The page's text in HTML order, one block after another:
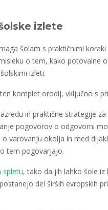
izlete
šolam s praktičnimi
o tem, kako potovalne
izleti.
komplet orodij, vključno s
in praktične strategije
pogovorov o odgovorni
varovanju okolja in med
tem pogovarjajo.
spletu, tako da jih lahko šole
del širših evropskih